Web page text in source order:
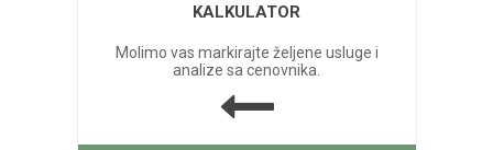
KALKULATOR
Molimo vas markirajte željene usluge i
analize sa cenovnika.